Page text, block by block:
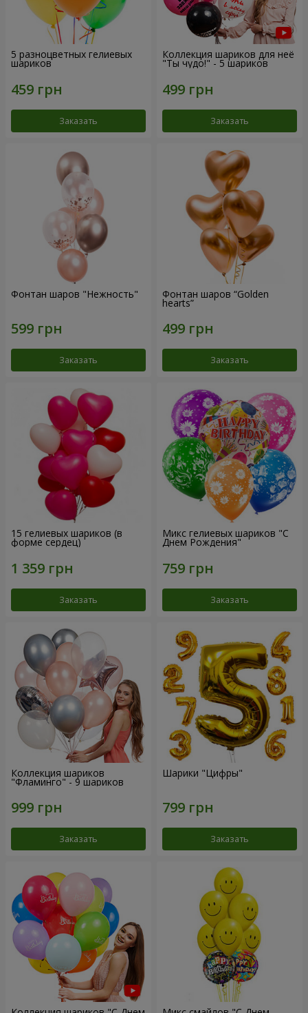
5 разноцветных гелиевых
шариков
Заказать
Коллекция шариков для неё
"Ты чудо!" - 5 шариков
Заказать
Фонтан шаров "Нежность"
Заказать
Фонтан шаров “Golden
hearts”
Заказать
15 гелиевых шариков (в
форме сердец)
Заказать
Микс гелиевых шариков "C
Днем Рождения"
Заказать
Коллекция шариков
"Фламинго" - 9 шариков
Заказать
Шарики "Цифры"
Заказать